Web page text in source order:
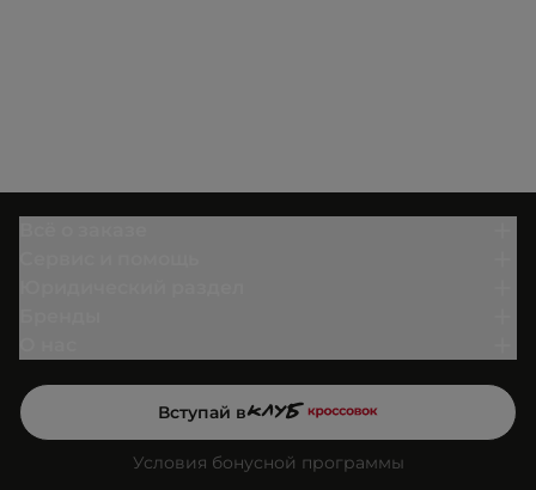
Вступай в
Условия бонусной программы